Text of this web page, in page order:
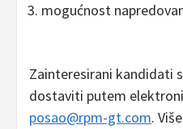
mogućnost
Zainteresirani kandidati
dostaviti putem
posao@rpm-gt.com.